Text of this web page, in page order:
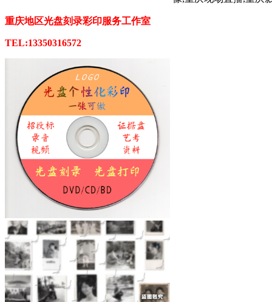
重庆地区光盘刻录彩印服务工作室
TEL:13350316572